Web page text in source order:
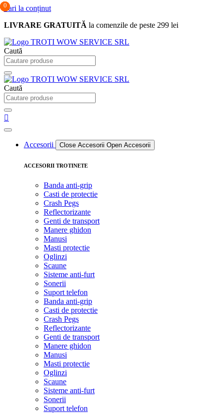
Sari la conținut
LIVRARE GRATUITĂ la comenzile de peste 299 lei
0
Caută
Caută
0
0
Accesorii Close Accesorii Open Accesorii
ACCESORII TROTINETE
Banda anti-grip
Casti de protectie
Crash Pegs
Reflectorizante
Genti de transport
Manere ghidon
Manusi
Masti protectie
Oglinzi
Scaune
Sisteme anti-furt
Sonerii
Suport telefon
Banda anti-grip
Casti de protectie
Crash Pegs
Reflectorizante
Genti de transport
Manere ghidon
Manusi
Masti protectie
Oglinzi
Scaune
Sisteme anti-furt
Sonerii
Suport telefon